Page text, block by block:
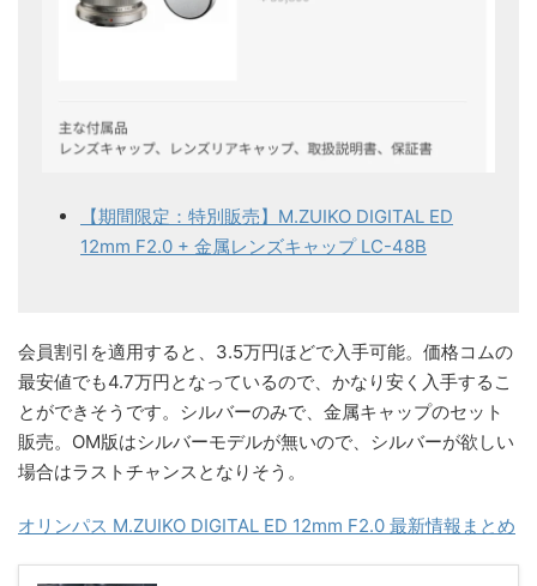
【期間限定：特別販売】M.ZUIKO DIGITAL ED
12mm F2.0 + 金属レンズキャップ LC-48B
会員割引を適用すると、3.5万円ほどで入手可能。価格コムの
最安値でも4.7万円となっているので、かなり安く入手するこ
とができそうです。シルバーのみで、金属キャップのセット
販売。OM版はシルバーモデルが無いので、シルバーが欲しい
場合はラストチャンスとなりそう。
オリンパス M.ZUIKO DIGITAL ED 12mm F2.0 最新情報まとめ